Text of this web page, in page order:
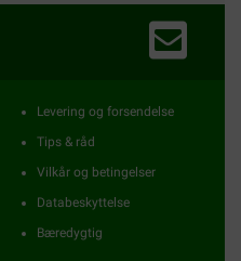
Levering og forsendelse
Tips & råd
Vilkår og betingelser
Databeskyttelse
Bæredygtig